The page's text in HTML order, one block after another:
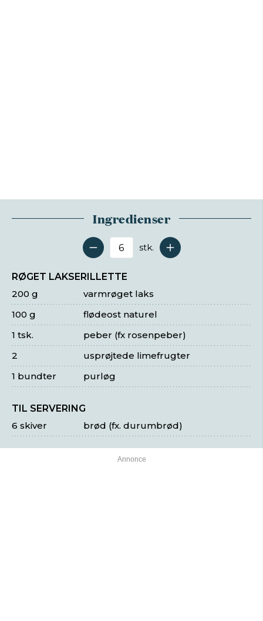
Ingredienser
Antal serveringer
stk.
RØGET LAKSERILLETTE
varmrøget laks
200 g
flødeost naturel
100 g
peber (fx rosenpeber)
1 tsk.
usprøjtede limefrugter
2
purløg
1 bundter
TIL SERVERING
brød (fx. durumbrød)
6 skiver